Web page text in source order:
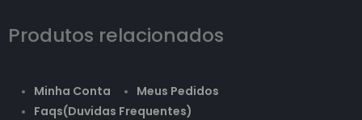
Produtos relacionados
Minha Conta
Meus Pedidos
Faqs(Duvidas Frequentes)